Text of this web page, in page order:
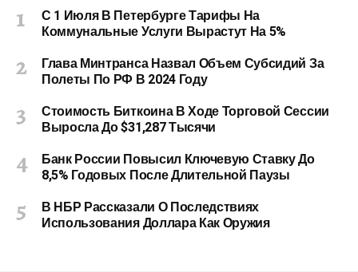
С 1 Июля В Петербурге Тарифы На
Коммунальные Услуги Вырастут На 5%
Глава Минтранса Назвал Объем Субсидий За
Полеты По РФ В 2024 Году
Стоимость Биткоина В Ходе Торговой Сессии
Выросла До $31,287 Тысячи
Банк России Повысил Ключевую Ставку До
8,5% Годовых После Длительной Паузы
В НБР Рассказали О Последствиях
Использования Доллара Как Оружия